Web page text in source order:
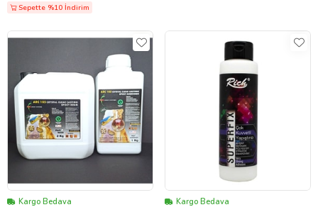
Sepette %10 İndirim
Kargo Bedava Kargo Bedava